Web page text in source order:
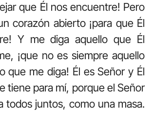
que Él nos encuentre! Pero
corazón abierto ¡para que Él
Y me diga aquello que Él
¡que no es siempre aquello
que me diga! Él es Señor y Él
tiene para mí, porque el Señor
todos juntos, como una masa.